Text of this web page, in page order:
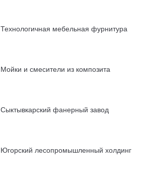
Технологичная мебельная фурнитура
Мойки и смесители из композита
Сыктывкарский фанерный завод
Югорский лесопромышленный холдинг